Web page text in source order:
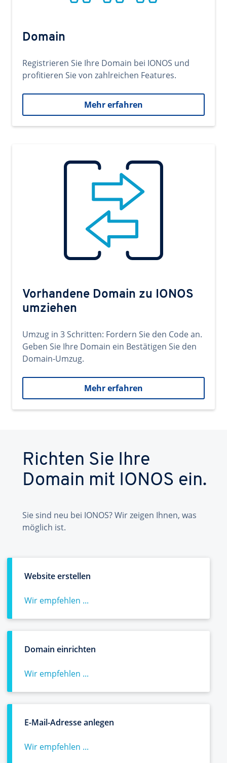
Domain
Registrieren Sie Ihre Domain bei IONOS und
profitieren Sie von zahlreichen Features.
Mehr erfahren
Vorhandene Domain zu IONOS
umziehen
Umzug in 3 Schritten: Fordern Sie den Code an.
Geben Sie Ihre Domain ein Bestätigen Sie den
Domain-Umzug.
Mehr erfahren
Richten Sie Ihre
Domain mit IONOS ein.
Sie sind neu bei IONOS? Wir zeigen Ihnen, was
möglich ist.
Website erstellen
Wir empfehlen ...
Domain einrichten
Wir empfehlen ...
E-Mail-Adresse anlegen
Wir empfehlen ...